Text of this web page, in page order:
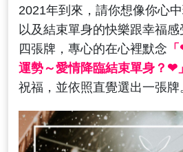
2021年到來，請你想像你心
以及結束單身的快樂跟幸福
四張牌，專心的在心裡默念 「
運勢～愛情降臨結束單身？ ❤ 」
祝福，並依照直覺選出一張牌